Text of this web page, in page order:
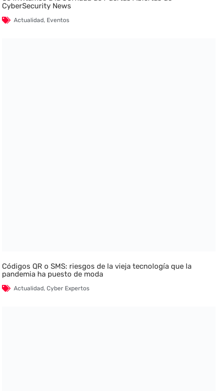
CyberSecurity News
Actualidad, Eventos
Códigos QR o SMS: riesgos de la vieja tecnología que la
pandemia ha puesto de moda
Actualidad,Cyber Expertos